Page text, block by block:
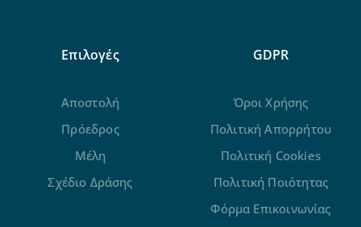
Επιλογές
Αποστολή
Πρόεδρος
Μέλη
Σχέδιο Δράσης
GDPR
Όροι Χρήσης
Πολιτική Απορρήτου
Πολιτική Cookies
Πολιτική Ποιότητας
Φόρμα Επικοινωνίας